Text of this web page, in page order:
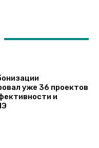
уже 36 проектов
и